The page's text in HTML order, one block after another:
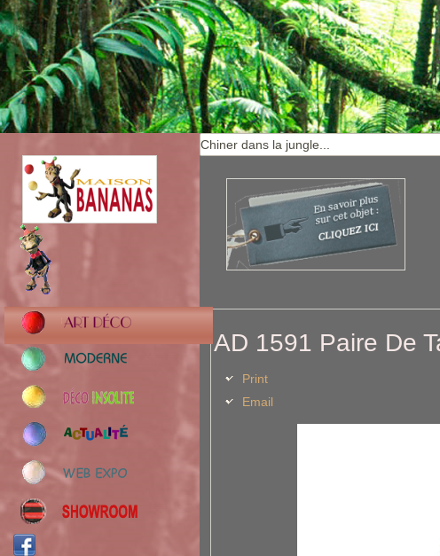
AD 1591 Paire De
Print
Email